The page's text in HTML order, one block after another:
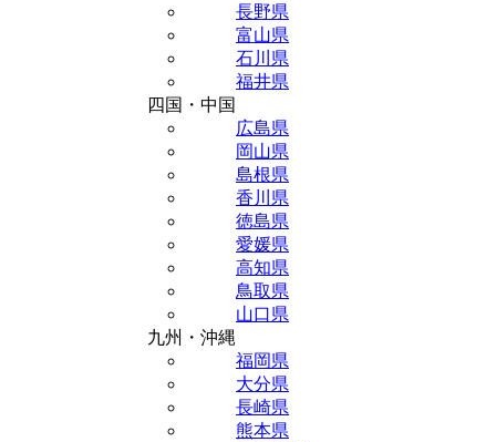
長野県
富山県
石川県
福井県
四国・中国
広島県
岡山県
島根県
香川県
徳島県
愛媛県
高知県
鳥取県
山口県
九州・沖縄
福岡県
大分県
長崎県
熊本県